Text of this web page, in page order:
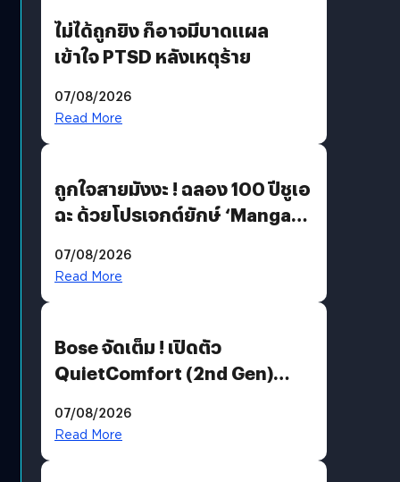
ไม่ได้ถูกยิง ก็อาจมีบาดแผล
เข้าใจ PTSD หลังเหตุร้าย
07/08/2026
Read More
ถูกใจสายมังงะ ! ฉลอง 100 ปีชูเอ
ฉะ ด้วยโปรเจกต์ยักษ์ ‘Manga
มีภาษาไทยด้วย
07/08/2026
Read More
Bose จัดเต็ม ! เปิดตัว
QuietComfort (2nd Gen)
07/08/2026
Read More